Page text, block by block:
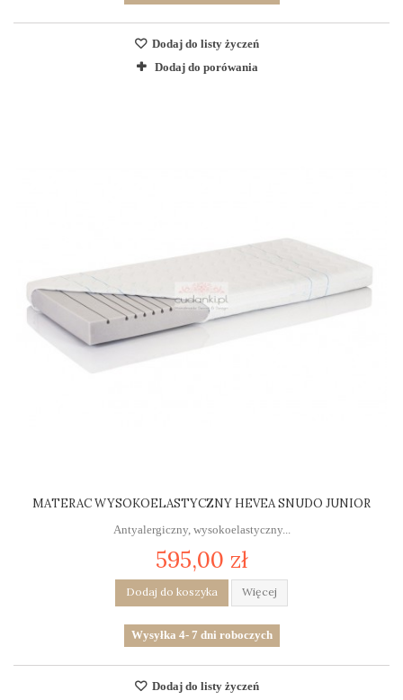
Dodaj do listy życzeń
Dodaj do porówania
MATERAC WYSOKOELASTYCZNY HEVEA SNUDO JUNIOR
Antyalergiczny, wysokoelastyczny...
595,00 zł
Dodaj do koszyka Więcej
Wysyłka 4- 7 dni roboczych
Dodaj do listy życzeń